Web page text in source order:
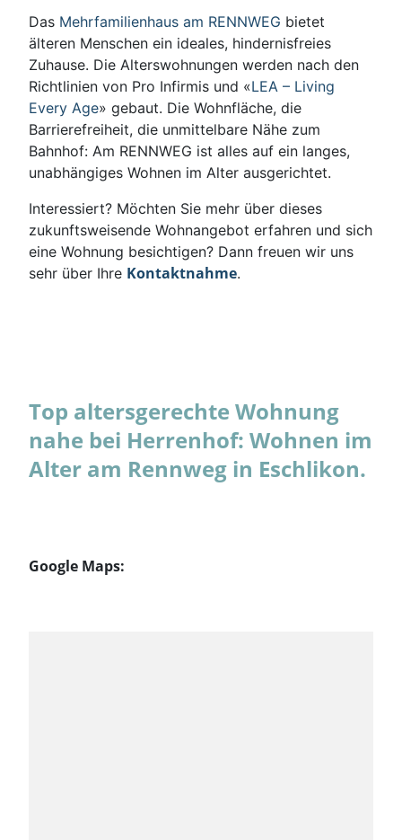
Das Mehrfamilienhaus am RENNWEG bietet
älteren Menschen ein ideales, hindernisfreies
Zuhause. Die Alterswohnungen werden nach den
Richtlinien von Pro Infirmis und «LEA – Living
Every Age» gebaut. Die Wohnfläche, die
Barrierefreiheit, die unmittelbare Nähe zum
Bahnhof: Am RENNWEG ist alles auf ein langes,
unabhängiges Wohnen im Alter ausgerichtet.
Interessiert? Möchten Sie mehr über dieses
zukunftsweisende Wohnangebot erfahren und sich
eine Wohnung besichtigen? Dann freuen wir uns
sehr über Ihre Kontaktnahme.
Top altersgerechte Wohnung
nahe bei Herrenhof: Wohnen im
Alter am Rennweg in Eschlikon.
Google Maps: